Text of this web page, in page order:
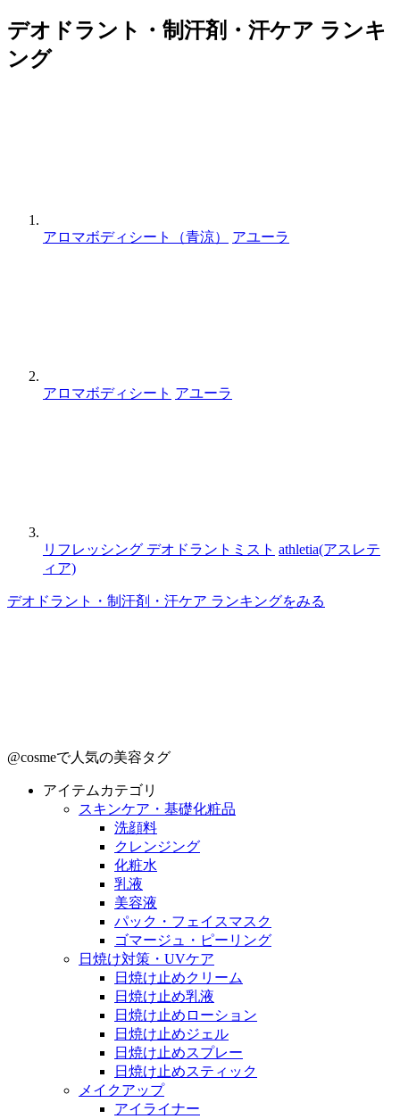
デオドラント・制汗剤・汗ケア ランキ
ング
アロマボディシート（青涼） アユーラ
アロマボディシート アユーラ
リフレッシング デオドラントミスト athletia(アスレテ
ィア)
デオドラント・制汗剤・汗ケア ランキングをみる
@cosmeで人気の美容タグ
アイテムカテゴリ
スキンケア・基礎化粧品
洗顔料
クレンジング
化粧水
乳液
美容液
パック・フェイスマスク
ゴマージュ・ピーリング
日焼け対策・UVケア
日焼け止めクリーム
日焼け止め乳液
日焼け止めローション
日焼け止めジェル
日焼け止めスプレー
日焼け止めスティック
メイクアップ
アイライナー